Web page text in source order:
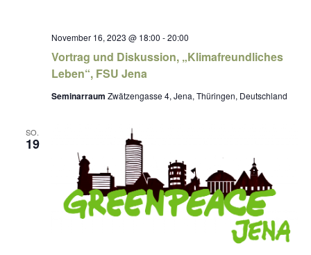
Vortrag und Diskussion, „Klimafreundliches
Leben“, FSU Jena
November 16, 2023 @ 18:00 -20:00
Seminarraum Zwätzengasse 4, Jena, Thüringen, Deutschland
SO.
19